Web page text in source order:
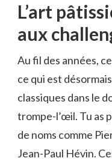
L’art
aux
Au fil des années,
ce qui est
classiques dans le
trompe-l’œil. Tu as
de noms comme
Jean-Paul Hévin.